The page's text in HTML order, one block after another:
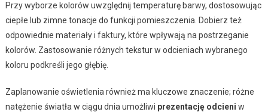
Przy wyborze kolorów uwzględnij temperaturę barwy, dostosowując
ciepłe lub zimne tonacje do funkcji pomieszczenia. Dobierz też
odpowiednie materiały i faktury, które wpływają na postrzeganie
kolorów. Zastosowanie różnych tekstur w odcieniach wybranego
koloru podkreśli jego głębię.
Zaplanowanie oświetlenia również ma kluczowe znaczenie; różne
natężenie światła w ciągu dnia umożliwi prezentację odcieni w